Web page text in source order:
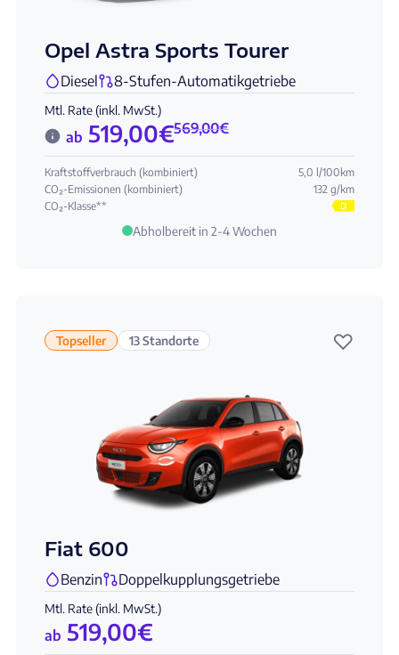
Opel Astra Sports Tourer
Diesel 8-Stufen-Automatikgetriebe
Mtl. Rate (inkl. MwSt.)
ab 569,00€
519,00€
Kraftstoffverbrauch (kombiniert)
5,0 l/100km
CO₂-Emissionen (kombiniert)
132 g/km
CO₂-Klasse**
D
Abholbereit in 2-4 Wochen
Topseller 13 Standorte ♡
Fiat 600
Benzin Doppelkupplungsgetriebe
Mtl. Rate (inkl. MwSt.)
ab 519,00€